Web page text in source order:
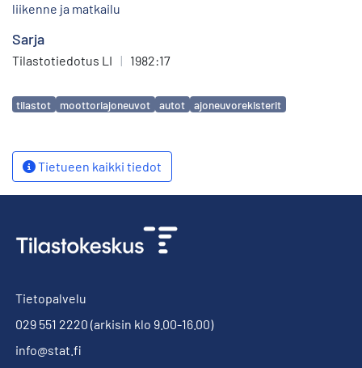
liikenne ja matkailu
Sarja
Tilastotiedotus LI | 1982:17
Avainsanat
tilastot moottoriajoneuvot autot ajoneuvorekisterit
Tietueen kaikki tiedot
Tietopalvelu
029 551 2220 (arkisin klo 9.00-16.00)
info@stat.fi